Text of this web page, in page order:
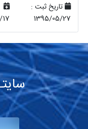
تاریخ ثبت :
1395/05/27